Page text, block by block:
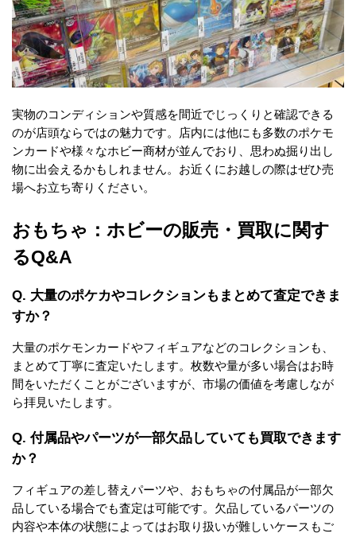
実物のコンディションや質感を間近でじっくりと確認できる
のが店頭ならではの魅力です。店内には他にも多数のポケモ
ンカードや様々なホビー商材が並んでおり、思わぬ掘り出し
物に出会えるかもしれません。お近くにお越しの際はぜひ売
場へお立ち寄りください。
おもちゃ：ホビーの販売・買取に関す
るQ&A
Q. 大量のポケカやコレクションもまとめて査定できま
すか？
大量のポケモンカードやフィギュアなどのコレクションも、
まとめて丁寧に査定いたします。枚数や量が多い場合はお時
間をいただくことがございますが、市場の価値を考慮しなが
ら拝見いたします。
Q. 付属品やパーツが一部欠品していても買取できます
か？
フィギュアの差し替えパーツや、おもちゃの付属品が一部欠
品している場合でも査定は可能です。欠品しているパーツの
内容や本体の状態によってはお取り扱いが難しいケースもご